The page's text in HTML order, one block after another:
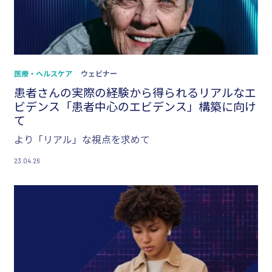
医療・ヘルスケア ウェビナー
患者さんの実際の経験から得られるリアルなエ
ビデンス「患者中心のエビデンス」構築に向け
て
より「リアル」な視点を求めて
23.04.26